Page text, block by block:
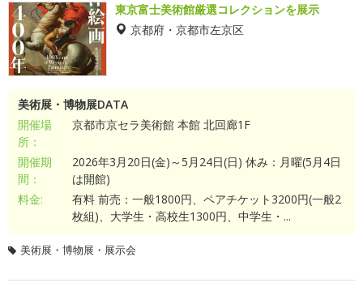
東京富士美術館厳選コレクションを展示
京都府・京都市左京区
美術展・博物展DATA
開催場
所：
京都市京セラ美術館 本館 北回廊1F
開催期
間：
2026年3月20日(金)～5月24日(日) 休み：月曜(5月4日
は開館)
料金:
有料 前売：一般1800円、ペアチケット3200円(一般2
枚組)、大学生・高校生1300円、中学生・...
美術展・博物展・展示会